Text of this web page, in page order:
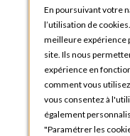
76800
6 rue Gaye
En poursuivant votre
l’utilisation de
meilleure expérience
site. Ils nous
expérience en
comment vous
vous consentez à
également
"Paramétrer les